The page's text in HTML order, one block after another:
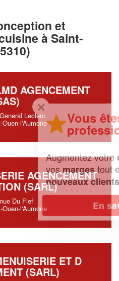
et
à Saint-
AGENCEMENT
Leclerc
l'Aumone
AGENCEMENT
(SARL)
Du Fief
l'Aumone
ET D
(SARL)
êtes un
?
votrechiffre d'affaireset
tout en gagnant de
!
En savoir plus